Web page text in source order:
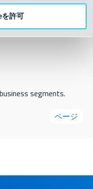
許可
ページ
segments.
ページ